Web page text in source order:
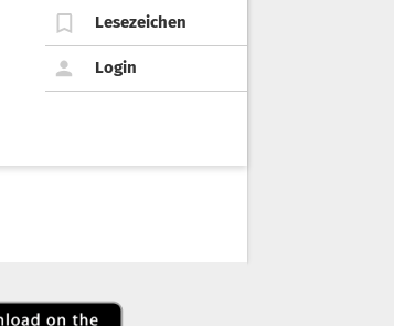
Lesezeichen
Login